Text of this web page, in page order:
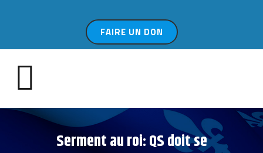
FAIRE UN DON
Serment au roi: QS doit se